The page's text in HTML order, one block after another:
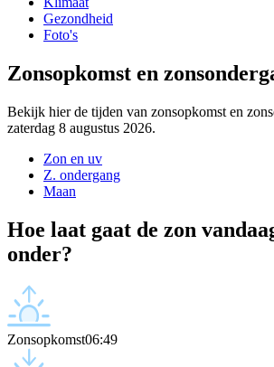
Gezondheid
Foto's
Zonsopkomst en
Bekijk hier de tijden van zonsopkomst en
zaterdag 8 augustus 2026.
Zon en uv
Z. ondergang
Maan
Hoe laat gaat de zon
onder?
Zonsopkomst06:49